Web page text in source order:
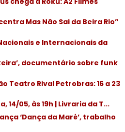
Mas Não Sai da Beira Rio”
e Internacionais da
documentário sobre funk
Teatro Rival Petrobras: 16 a 23
14/05, às 19h | Livraria da T...
‘Dança da Maré’, trabalho